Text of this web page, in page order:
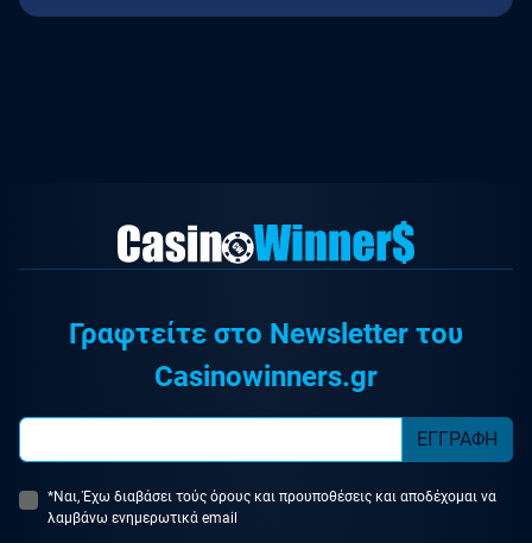
Γραφτείτε στο Newsletter του
Casinowinners.gr
ΕΓΓΡΑΦΗ
*Ναι, Έχω διαβάσει τούς όρους και προυποθέσεις και αποδέχομαι να
λαμβάνω ενημερωτικά email